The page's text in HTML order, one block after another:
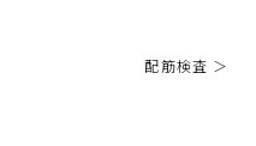
配筋検査 ＞